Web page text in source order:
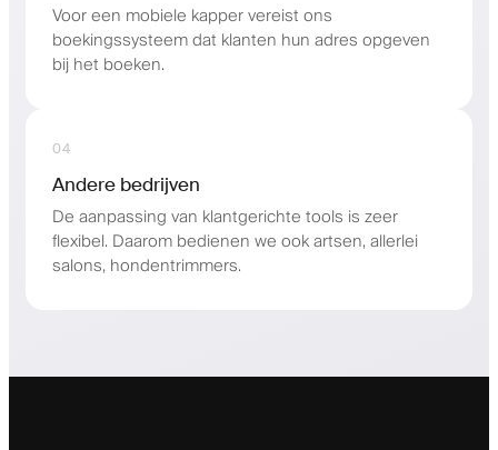
Voor een mobiele kapper vereist ons
boekingssysteem dat klanten hun adres opgeven
bij het boeken.
04
Andere bedrijven
De aanpassing van klantgerichte tools is zeer
flexibel. Daarom bedienen we ook artsen, allerlei
salons, hondentrimmers.